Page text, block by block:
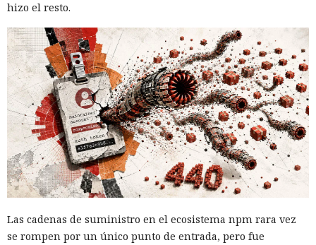
hizo el resto.
Las cadenas de suministro en el ecosistema npm rara vez
se rompen por un único punto de entrada, pero fue